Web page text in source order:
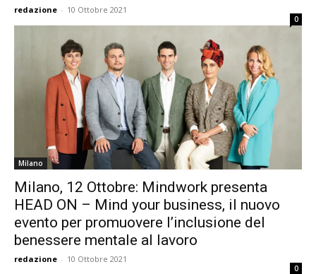
redazione - 10 Ottobre 2021
0
Milano
Milano, 12 Ottobre: Mindwork presenta
HEAD ON – Mind your business, il nuovo
evento per promuovere l’inclusione del
benessere mentale al lavoro
redazione - 10 Ottobre 2021
0